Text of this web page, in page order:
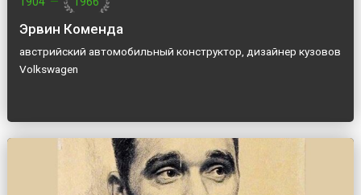
Эрвин Коменда
австрийский автомобильный конструктор, дизайнер кузовов
Volkswagen